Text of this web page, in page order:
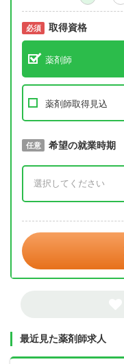
必須 取得資格
薬剤師
薬剤師取得見込
必須 取得予定年
任意 希望の就業時期
最近見た薬剤師求人